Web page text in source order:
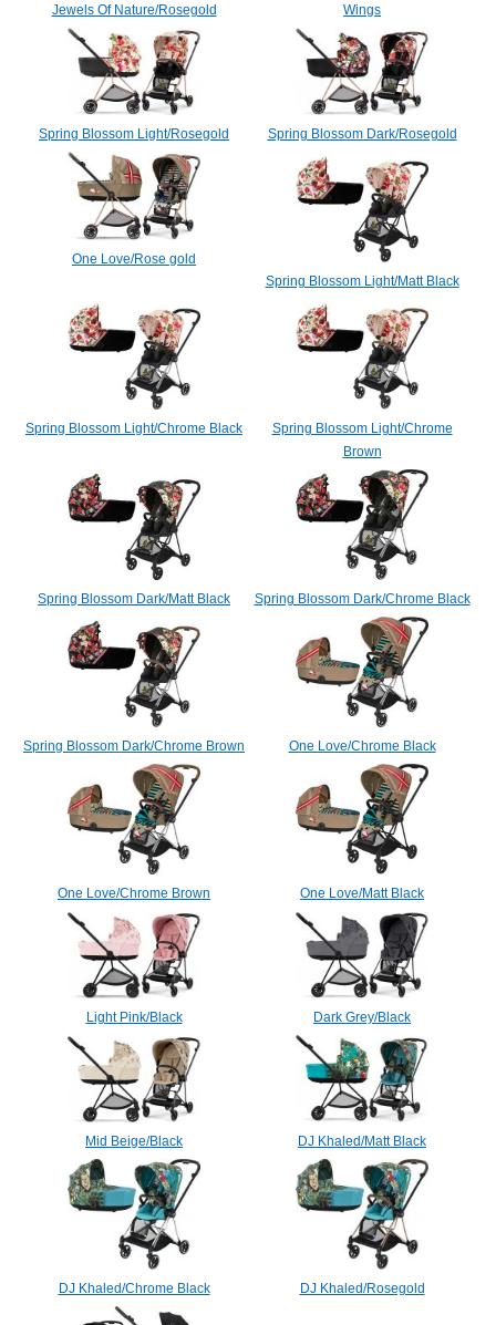
Jewels Of Nature/Rosegold Wings
Spring Blossom Light/Rosegold Spring Blossom Dark/Rosegold
One Love/Rose gold
Spring Blossom Light/Matt Black
Spring Blossom Light/Chrome Black
Spring Blossom Light/Chrome
Brown
Spring Blossom Dark/Matt Black Spring Blossom Dark/Chrome Black
Spring Blossom Dark/Chrome Brown One Love/Chrome Black
One Love/Chrome Brown One Love/Matt Black
Light Pink/Black Dark Grey/Black
Mid Beige/Black DJ Khaled/Matt Black
DJ Khaled/Chrome Black DJ Khaled/Rosegold